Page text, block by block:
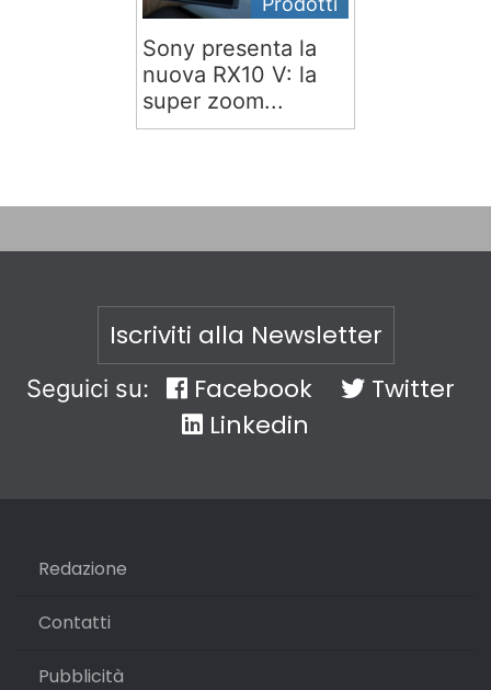
Sony presenta la
nuova RX10 V: la
super zoom...
Iscriviti alla Newsletter
Seguici su: Facebook
Twitter
Linkedin
Redazione
Contatti
Pubblicità